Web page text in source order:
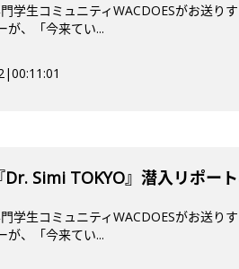
学生コミュニティWACDOESがお送
が、「今来てい...
|00:11:01
Simi TOKYO』潜入リポー
学生コミュニティWACDOESがお送
が、「今来てい...